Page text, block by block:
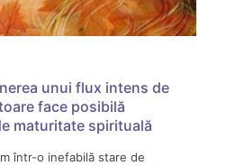
unui flux intens de
face posibilă
maturitate spirituală
într-o inefabilă stare de